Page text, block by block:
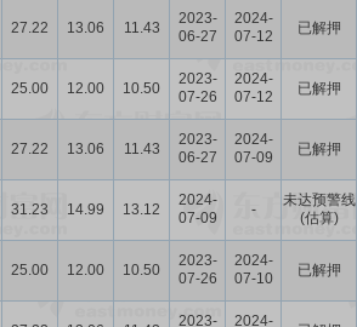
27.22 13.06 11.43
2023-
06-27
2024-
07-12
已解押
25.00 12.00 10.50
2023-
07-26
2024-
07-12
已解押
27.22 13.06 11.43
2023-
06-27
2024-
07-09
已解押
31.23 14.99 13.12
2024-
07-09
-
未达预警线
(估算)
25.00 12.00 10.50
2023-
07-26
2024-
07-10
已解押
2023-
2024-